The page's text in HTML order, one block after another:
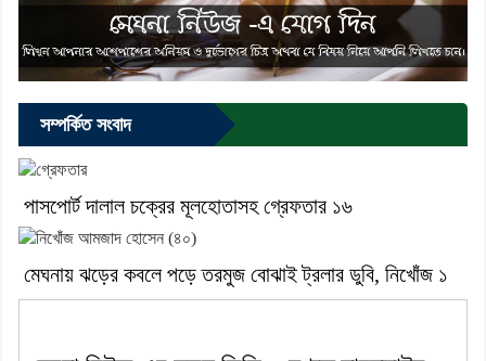
সম্পর্কিত সংবাদ
পাসপোর্ট দালাল চক্রের মূলহোতাসহ গ্রেফতার ১৬
মেঘনায় ঝড়ের কবলে পড়ে তরমুজ বোঝাই ট্রলার ডুবি, নিখোঁজ ১